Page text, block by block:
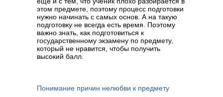
этом предмете, поэтому процесс подготовки
нужно начинать с самых основ. А на такую
подготовку не всегда есть время. Поэтому
важно знать, как подготовиться к
государственному экзамену по предмету,
который не нравится, чтобы получить
высокий балл.
Понимание причин нелюбви к предмету